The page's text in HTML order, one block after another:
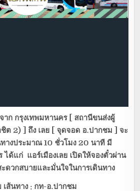
จาก กรุงเทพมหานคร [ สถานีขนส่งผู้
ต 2) ] ถึง เลย [ จุดจอด อ.ปากชม ] จะ
ทางประมาณ 10 ชั่วโมง 20 นาที มี
ได้แก่ แอร์เมืองเลย เปิดให้จองตั๋วผ่าน
ดวกสบายและมั่นใจในการเดินทาง
เส้นทาง : กท-อ.ปากชม